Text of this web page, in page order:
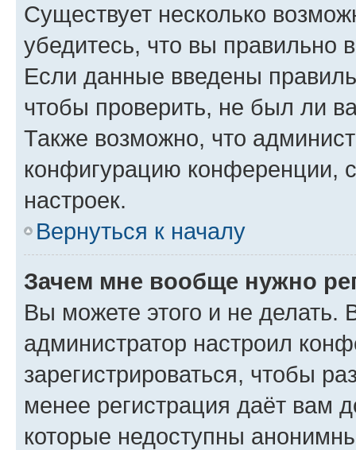
Существует несколько
убедитесь, что вы правильно
Если данные введены
чтобы проверить, не был ли
Также возможно, что
конфигурацию конференции,
настроек.
Вернуться к началу
Зачем мне вообще нужно
Вы можете этого и не делать.
администратор настроил
зарегистрироваться, чтобы
менее регистрация даёт вам
которые недоступны